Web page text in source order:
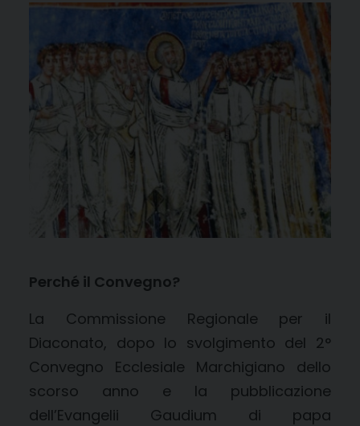
Perché il Convegno?
La Commissione Regionale per il
Diaconato, dopo lo svolgimento del 2°
Convegno Ecclesiale Marchigiano dello
scorso anno e la pubblicazione
dell’Evangelii Gaudium di papa